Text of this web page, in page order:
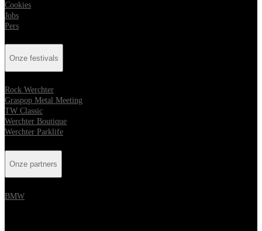
Cookies
Jobs
Pers
Onze festivals
Rock Werchter
Graspop Metal Meeting
TW Classic
Werchter Boutique
Werchter Parklife
Onze partners
BMW